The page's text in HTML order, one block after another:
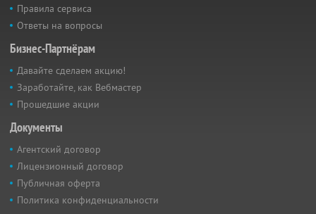
Правила сервиса
Ответы на вопросы
Бизнес-Партнёрам
Давайте сделаем акцию!
Заработайте, как Вебмастер
Прошедшие акции
Документы
Агентский договор
Лицензионный договор
Публичная оферта
Политика конфиденциальности